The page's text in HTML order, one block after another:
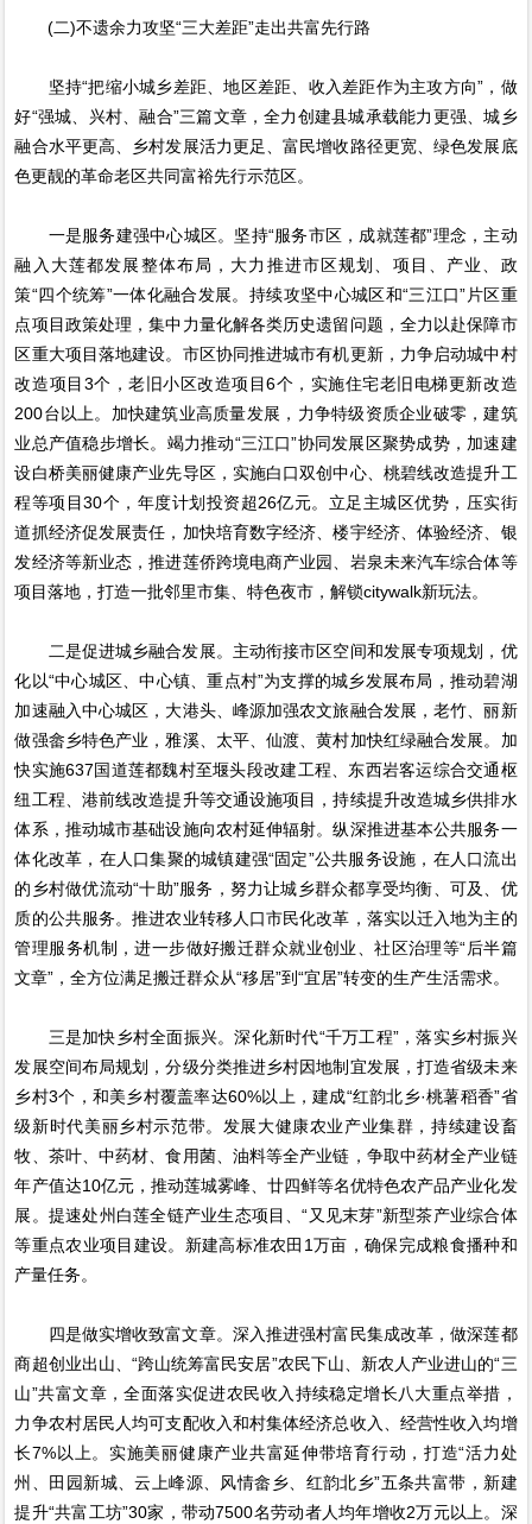
(二)不遗余力攻坚“三大差距”走出共富先行路
坚持“把缩小城乡差距、地区差距、收入差距作为主攻方向”，做
好“强城、兴村、融合”三篇文章，全力创建县城承载能力更强、城乡
融合水平更高、乡村发展活力更足、富民增收路径更宽、绿色发展底
色更靓的革命老区共同富裕先行示范区。
一是服务建强中心城区。坚持“服务市区，成就莲都”理念，主动
融入大莲都发展整体布局，大力推进市区规划、项目、产业、政
策“四个统筹”一体化融合发展。持续攻坚中心城区和“三江口”片区重
点项目政策处理，集中力量化解各类历史遗留问题，全力以赴保障市
区重大项目落地建设。市区协同推进城市有机更新，力争启动城中村
改造项目3个，老旧小区改造项目6个，实施住宅老旧电梯更新改造
200台以上。加快建筑业高质量发展，力争特级资质企业破零，建筑
业总产值稳步增长。竭力推动“三江口”协同发展区聚势成势，加速建
设白桥美丽健康产业先导区，实施白口双创中心、桃碧线改造提升工
程等项目30个，年度计划投资超26亿元。立足主城区优势，压实街
道抓经济促发展责任，加快培育数字经济、楼宇经济、体验经济、银
发经济等新业态，推进莲侨跨境电商产业园、岩泉未来汽车综合体等
项目落地，打造一批邻里市集、特色夜市，解锁citywalk新玩法。
二是促进城乡融合发展。主动衔接市区空间和发展专项规划，优
化以“中心城区、中心镇、重点村”为支撑的城乡发展布局，推动碧湖
加速融入中心城区，大港头、峰源加强农文旅融合发展，老竹、丽新
做强畲乡特色产业，雅溪、太平、仙渡、黄村加快红绿融合发展。加
快实施637国道莲都魏村至堰头段改建工程、东西岩客运综合交通枢
纽工程、港前线改造提升等交通设施项目，持续提升改造城乡供排水
体系，推动城市基础设施向农村延伸辐射。纵深推进基本公共服务一
体化改革，在人口集聚的城镇建强“固定”公共服务设施，在人口流出
的乡村做优流动“十助”服务，努力让城乡群众都享受均衡、可及、优
质的公共服务。推进农业转移人口市民化改革，落实以迁入地为主的
管理服务机制，进一步做好搬迁群众就业创业、社区治理等“后半篇
文章”，全方位满足搬迁群众从“移居”到“宜居”转变的生产生活需求。
三是加快乡村全面振兴。深化新时代“千万工程”，落实乡村振兴
发展空间布局规划，分级分类推进乡村因地制宜发展，打造省级未来
乡村3个，和美乡村覆盖率达60%以上，建成“红韵北乡·桃薯稻香”省
级新时代美丽乡村示范带。发展大健康农业产业集群，持续建设畜
牧、茶叶、中药材、食用菌、油料等全产业链，争取中药材全产业链
年产值达10亿元，推动莲城雾峰、廿四鲜等名优特色农产品产业化发
展。提速处州白莲全链产业生态项目、“又见末芽”新型茶产业综合体
等重点农业项目建设。新建高标准农田1万亩，确保完成粮食播种和
产量任务。
四是做实增收致富文章。深入推进强村富民集成改革，做深莲都
商超创业出山、“跨山统筹富民安居”农民下山、新农人产业进山的“三
山”共富文章，全面落实促进农民收入持续稳定增长八大重点举措，
力争农村居民人均可支配收入和村集体经济总收入、经营性收入均增
长7%以上。实施美丽健康产业共富延伸带培育行动，打造“活力处
州、田园新城、云上峰源、风情畲乡、红韵北乡”五条共富带，新建
提升“共富工坊”30家，带动7500名劳动者人均年增收2万元以上。深